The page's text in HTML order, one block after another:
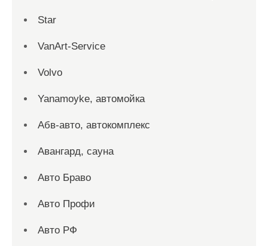
Star
VanArt-Service
Volvo
Yanamoyke, автомойка
Абв-авто, автокомплекс
Авангард, сауна
Авто Браво
Авто Профи
Авто РФ